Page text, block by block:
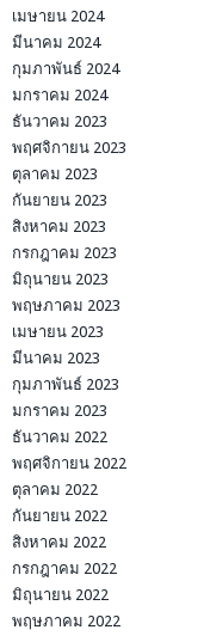
เมษายน 2024
มีนาคม 2024
กุมภาพันธ์ 2024
มกราคม 2024
ธันวาคม 2023
พฤศจิกายน 2023
ตุลาคม 2023
กันยายน 2023
สิงหาคม 2023
กรกฎาคม 2023
มิถุนายน 2023
พฤษภาคม 2023
เมษายน 2023
มีนาคม 2023
กุมภาพันธ์ 2023
มกราคม 2023
ธันวาคม 2022
พฤศจิกายน 2022
ตุลาคม 2022
กันยายน 2022
สิงหาคม 2022
กรกฎาคม 2022
มิถุนายน 2022
พฤษภาคม 2022